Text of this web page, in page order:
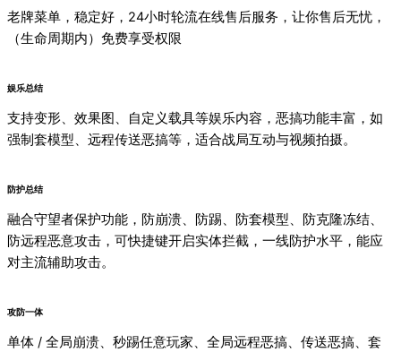
老牌菜单，稳定好，24小时轮流在线售后服务，让你售后无忧，
（生命周期内）免费享受权限
娱乐总结
支持变形、效果图、自定义载具等娱乐内容，恶搞功能丰富，如
强制套模型、远程传送恶搞等，适合战局互动与视频拍摄。
防护总结
融合守望者保护功能，防崩溃、防踢、防套模型、防克隆冻结、
防远程恶意攻击，可快捷键开启实体拦截，一线防护水平，能应
对主流辅助攻击。
攻防一体
单体 / 全局崩溃、秒踢任意玩家、全局远程恶搞、传送恶搞、套